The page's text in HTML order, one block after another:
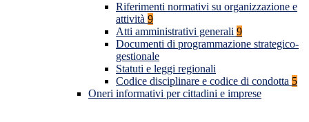
Riferimenti normativi su organizzazione e
attività 9
Atti amministrativi generali 9
Documenti di programmazione strategico-
gestionale
Statuti e leggi regionali
Codice disciplinare e codice di condotta 5
Oneri informativi per cittadini e imprese